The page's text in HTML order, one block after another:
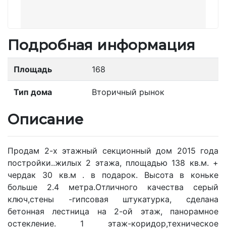
Подробная информация
Площадь 168
Тип дома Вторичный рынок
Описание
Продам 2-х этажный секционный дом 2015 года
постройки..жилых 2 этажа, площадью 138 кв.м. +
чердак 30 кв.м . в подарок. Высота в коньке
больше 2.4 метра.Отличного качества серый
ключ,стены -гипсовая штукатурка, сделана
бетонная лестница на 2-ой этаж, панорамное
остекление. 1 этаж-коридор,техническое